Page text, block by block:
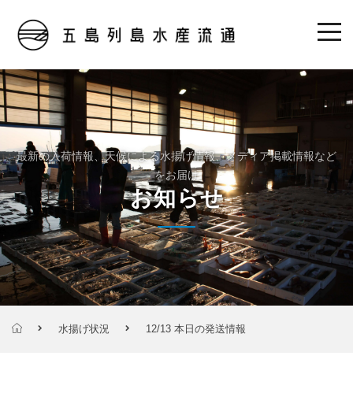
最新の入荷情報、天候による水揚げ情報、メディア掲載情報など
をお届け
お知らせ
水揚げ状況 12/13 本日の発送情報